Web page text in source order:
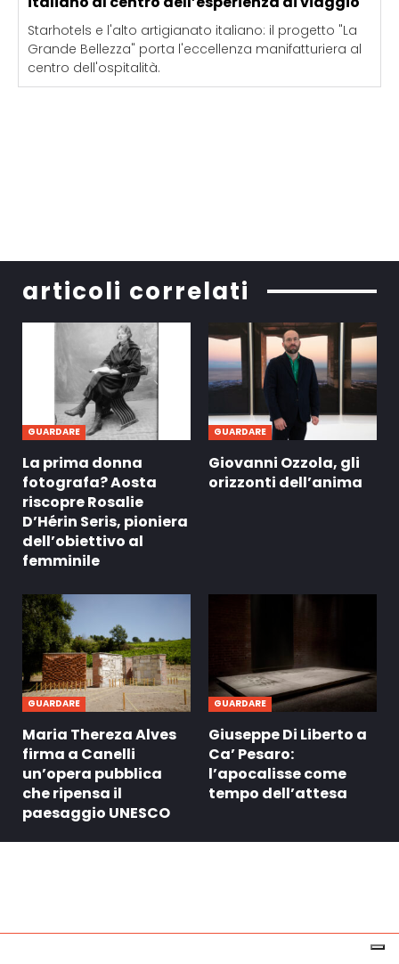
Starhotels e l'alto artigianato italiano: il progetto "La
Grande Bellezza" porta l'eccellenza manifatturiera al
centro dell'ospitalità.
articoli correlati
GUARDARE
La prima donna
fotografa? Aosta
riscopre Rosalie
D’Hérin Seris, pioniera
dell’obiettivo al
femminile
GUARDARE
Giovanni Ozzola, gli
orizzonti dell’anima
GUARDARE
Maria Thereza Alves
firma a Canelli
un’opera pubblica
che ripensa il
paesaggio UNESCO
GUARDARE
Giuseppe Di Liberto a
Ca’ Pesaro:
l’apocalisse come
tempo dell’attesa